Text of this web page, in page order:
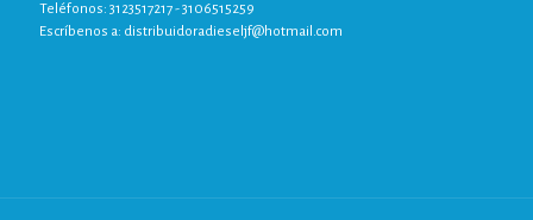
Teléfonos: 3123517217 - 3106515259
Escríbenos a: distribuidoradieseljf@hotmail.com